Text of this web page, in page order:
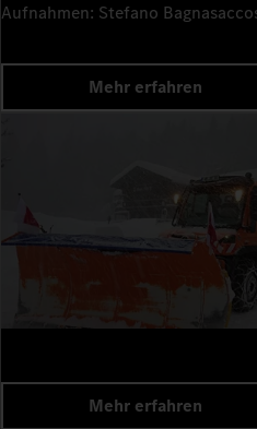
Aufnahmen: Stefano
zusammenbringen und Wissen
Mehr erfahren
Mehr erfahren